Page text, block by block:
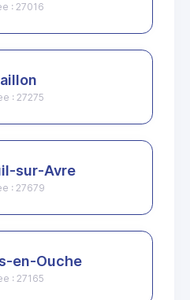
: 27016
: 27275
sur-Avre
: 27679
en-Ouche
: 27165